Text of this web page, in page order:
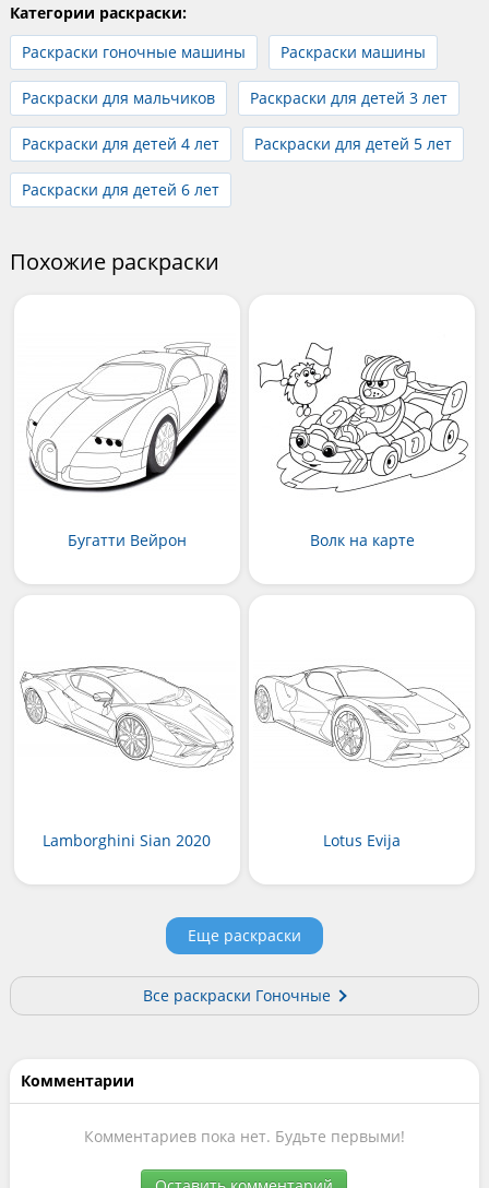
Категории раскраски:
Раскраски гоночные машины
Раскраски машины
Раскраски для мальчиков Раскраски для детей 3 лет
Раскраски для детей 4 лет Раскраски для детей 5 лет
Раскраски для детей 6 лет
Похожие раскраски
Бугатти Вейрон Волк на карте
Lamborghini Sian 2020 Lotus Evija
Еще раскраски
Все раскраски Гоночные
Комментарии
Комментариев пока нет. Будьте первыми!